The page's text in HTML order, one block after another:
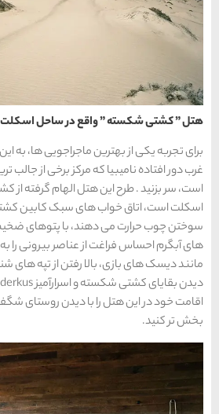
این هتل جذاب در منطقه شمال
چشم اندازهای این قاره
کشتی شکسته واقع در ساحل
با داشتن بخاری هایی که با
از جنس خز مصنوعی و بطری
انسان می دهد. فعالیت هایی
برای دیدن طلوع آفتاب و
دیدن بقایای کشتی شکسته و اسرارآمیز Suiderkus و Karimona وجود دارد.
اقامت خود در این هتل را با دیدن روستای شگفت انگیز و جدید Hoanibلذت